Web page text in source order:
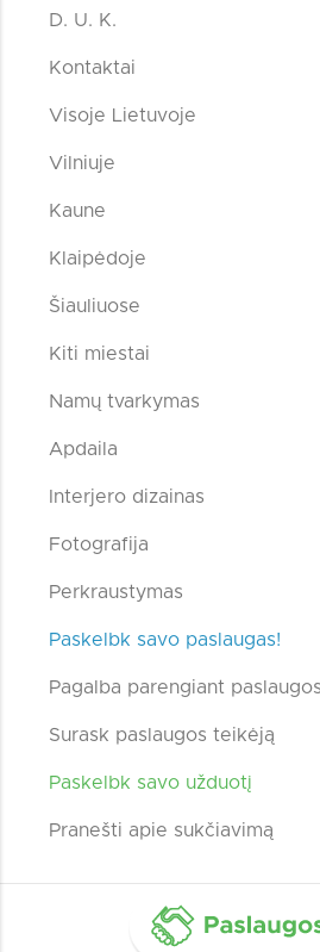
D. U. K.
Kontaktai
Visoje Lietuvoje
Vilniuje
Kaune
Klaipėdoje
Šiauliuose
Kiti miestai
Namų tvarkymas
Apdaila
Interjero dizainas
Fotografija
Perkraustymas
Paskelbk savo paslaugas!
Pagalba parengiant
Surask paslaugos teikėją
Paskelbk savo užduotį
Pranešti apie sukčiavimą